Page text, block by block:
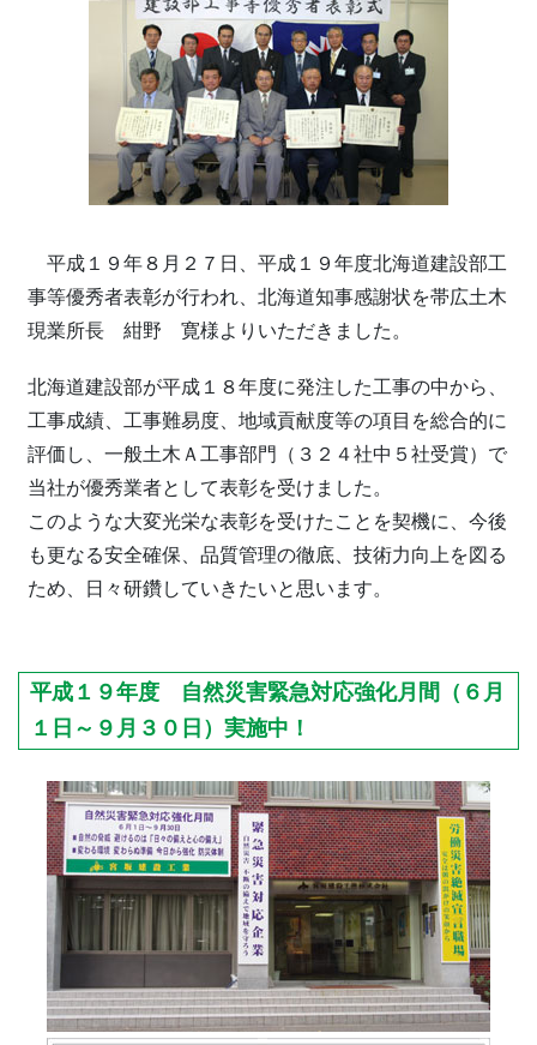
平成１９年８月２７日、平成１９年度北海道建設部工
事等優秀者表彰が行われ、北海道知事感謝状を帯広土木
現業所長 紺野 寛様よりいただきました。
北海道建設部が平成１８年度に発注した工事の中から、
工事成績、工事難易度、地域貢献度等の項目を総合的に
評価し、一般土木Ａ工事部門（３２４社中５社受賞）で
当社が優秀業者として表彰を受けました。
このような大変光栄な表彰を受けたことを契機に、今後
も更なる安全確保、品質管理の徹底、技術力向上を図る
ため、日々研鑽していきたいと思います。
平成１９年度 自然災害緊急対応強化月間（６月
１日～９月３０日）実施中！